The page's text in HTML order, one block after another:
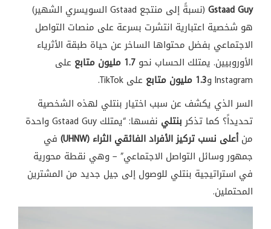
Gstaad Guy
(نسبةً إلى منتجع Gstaad السويسري الشهير)
هو شخصية اعتبارية انتشرت بسرعة على منصات التواصل
الاجتماعي بفضل محتواها الساخر عن حياة طبقة الأثرياء
الأوروبيين. يمتلك الحساب نحو 1.7 مليون متابع
على
Instagram و 1.3 مليون متابع
على TikTok.
السر الذي يكشف عن سبب اختيار بنتلي لهذه الشخصية
تحديداً؟ كما تذكربنتلي
نفسها: “يمتلك Gstaad Guy واحدة
منأعلى نسب تركيز الأفراد الفائقي الثراء (UHNW)
في
جمهور وسائل التواصل الاجتماعي” – وهي نقطة محورية
في استراتيجية بنتلي للوصول إلى جيل جديد من المشترين
المحتملين.